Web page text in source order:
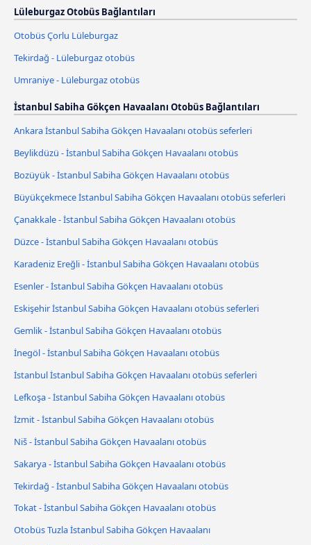
Lüleburgaz Otobüs Bağlantıları
Otobüs Çorlu Lüleburgaz
Tekirdağ - Lüleburgaz otobüs
Umraniye - Lüleburgaz otobüs
İstanbul Sabiha Gökçen Havaalanı Otobüs Bağlantıları
Ankara İstanbul Sabiha Gökçen Havaalanı otobüs seferleri
Beylikdüzü - İstanbul Sabiha Gökçen Havaalanı otobüs
Bozüyük - İstanbul Sabiha Gökçen Havaalanı otobüs
Büyükçekmece İstanbul Sabiha Gökçen Havaalanı otobüs seferleri
Çanakkale - İstanbul Sabiha Gökçen Havaalanı otobüs
Düzce - İstanbul Sabiha Gökçen Havaalanı otobüs
Karadeniz Ereğli - İstanbul Sabiha Gökçen Havaalanı otobüs
Esenler - İstanbul Sabiha Gökçen Havaalanı otobüs
Eskişehir İstanbul Sabiha Gökçen Havaalanı otobüs seferleri
Gemlik - İstanbul Sabiha Gökçen Havaalanı otobüs
İnegöl - İstanbul Sabiha Gökçen Havaalanı otobüs
İstanbul İstanbul Sabiha Gökçen Havaalanı otobüs seferleri
Lefkoşa - İstanbul Sabiha Gökçen Havaalanı otobüs
İzmit - İstanbul Sabiha Gökçen Havaalanı otobüs
Niš - İstanbul Sabiha Gökçen Havaalanı otobüs
Sakarya - İstanbul Sabiha Gökçen Havaalanı otobüs
Tekirdağ - İstanbul Sabiha Gökçen Havaalanı otobüs
Tokat - İstanbul Sabiha Gökçen Havaalanı otobüs
Otobüs Tuzla İstanbul Sabiha Gökçen Havaalanı